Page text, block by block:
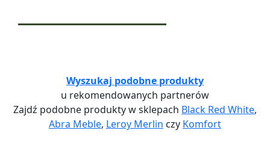
Wyszukaj podobne produkty
u rekomendowanych partnerów
Zajdź podobne produkty w sklepach Black Red White,
Abra Meble, Leroy Merlin czy Komfort